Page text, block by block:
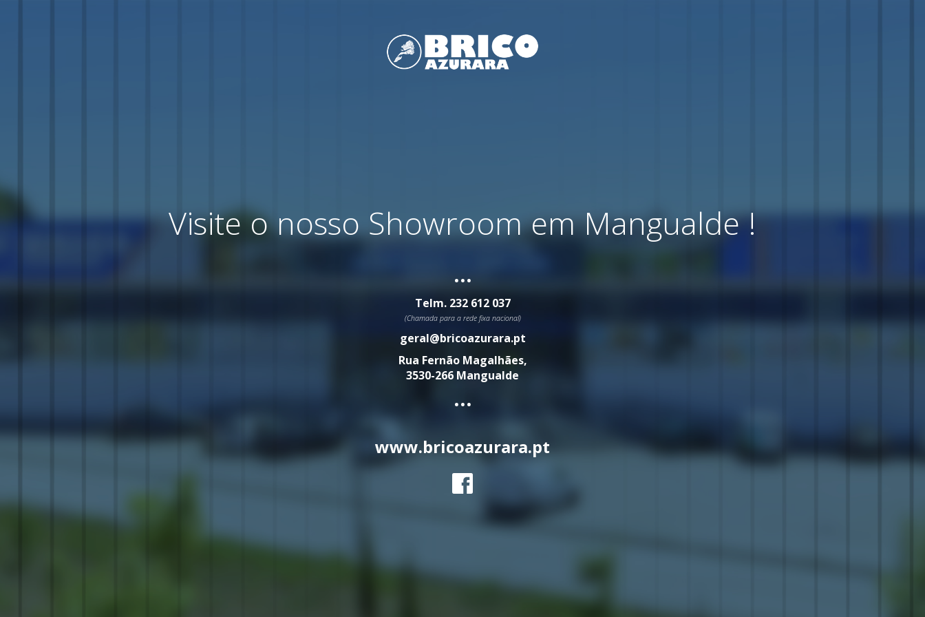
Visite o nosso Showroom em Mangualde !
...
Telm. 232 612 037
(Chamada para a rede fixa nacional)
geral@bricoazurara.pt
Rua Fernão Magalhães,
3530-266 Mangualde
...
www.bricoazurara.pt